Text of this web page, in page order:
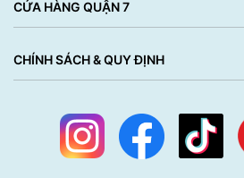
CỬA HÀNG QUẬN 7
CHÍNH SÁCH & QUY ĐỊNH